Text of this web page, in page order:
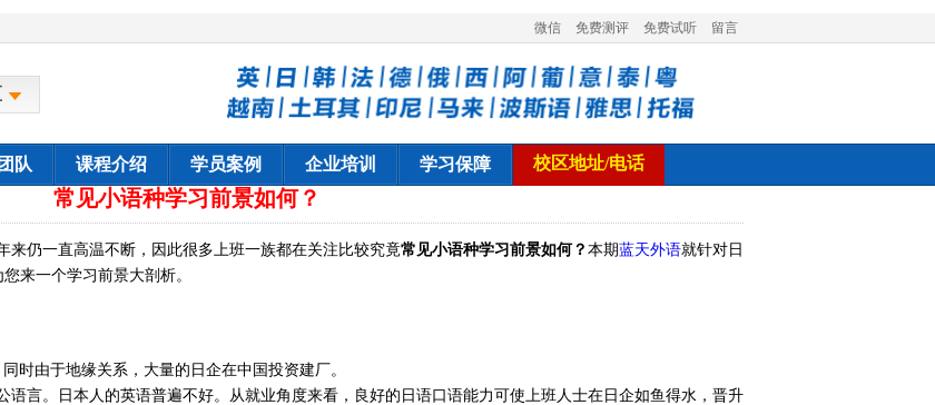
微信 免费测评 免费试听 留言
队 课程介绍 学员案例 企业培训 学习保障 校区地址/电话
常见小语种学习前景如何？
仍一直高温不断，因此很多上班一族都在关注比较究竟常见小语种学习前景如何？ 本期蓝天外语就针对日
来一个学习前景大剖析。
时由于地缘关系，大量的日企在中国投资建厂。
言。日本人的英语普遍不好。从就业角度来看，良好的日语口语能力可使上班人士在日企如鱼得水，晋升